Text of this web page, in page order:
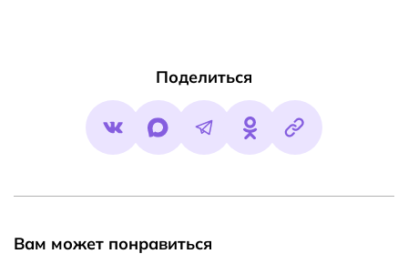
Поделиться
Вам может понравиться